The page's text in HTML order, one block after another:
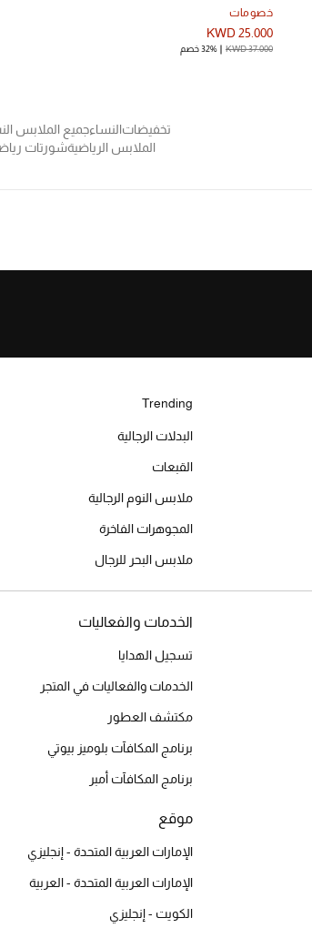
خصومات
KWD 25.000
KWD 37.000 32% خصم
تخفيضاتالنساءجميع الملابس
الملابس الرياضيةشورتات
Trending
البدلات الرجالية
القبعات
ملابس النوم الرجالية
المجوهرات الفاخرة
ملابس البحر للرجال
الخدمات والفعاليات
تسجيل الهدايا
الخدمات والفعاليات في المتجر
مكتشف العطور
برنامج المكافآت بلوميز بيوتي
برنامج المكافآت أمبر
موقع
الإمارات العربية المتحدة - إنجليزي
الإمارات العربية المتحدة - العربية
الكويت - إنجليزي